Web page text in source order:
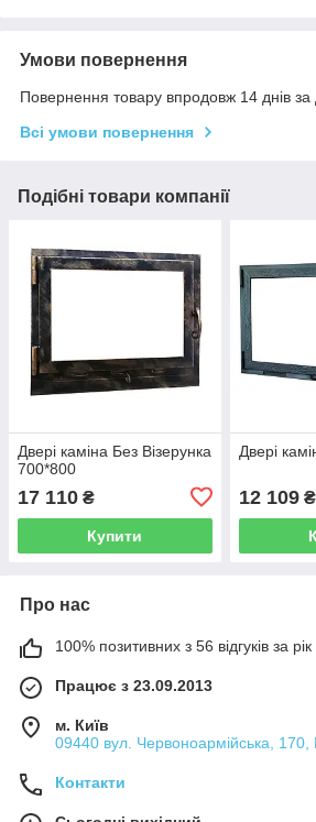
Умови повернення
Повернення товару впродовж 14 днів за
Всі умови повернення
Подібні товари компанії
Двері каміна Без Візерунка
700*800
17 110 ₴
Купити
Двері
12 109₴
Про нас
100% позитивних з 56 відгуків за рік
Працює з 23.09.2013
м. Київ
09440 вул. Червоноармійська, 170,
Контакти